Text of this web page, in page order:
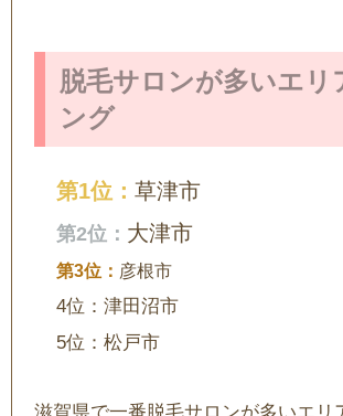
脱毛サロンが多いエリ
ング
草津市
大津市
彦根市
4位：津田沼市
5位：松戸市